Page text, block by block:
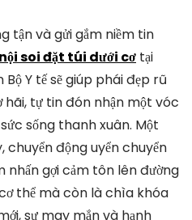
tận và gửi gắm niềm tin
soi đặt túi dưới cơ tại
Y tế sẽ giúp phái đẹp rũ
hãi, tự tin đón nhận một vóc
sống thanh xuân. Một
động uyển chuyển
nhấn gợi cảm tôn lên đường
thể mà còn là chìa khóa
sự may mắn và hạnh